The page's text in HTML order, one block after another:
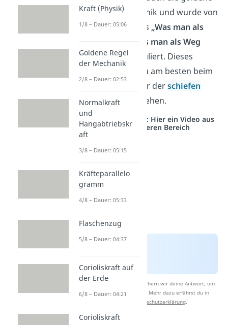
Regel der Mechanik und wurde von
Galileo Galilei
als „Was man als
Kraft spart, muss man als Weg
zusetzen“, formuliert. Dieses
Prinzip kannst du am besten beim
Flaschenzug
oder derschiefen
Ebene nachvollziehen.
Studyflix vernetzt: Hier ein Video aus
einem anderen Bereich
Nach Beantwortung speichern wir deine Antwort, um
Studyflix zu verbessern. Mehr dazu erfährst du in
Datenschutzerklärung.
Kraft (Physik)
1/8 – Dauer: 05:06
Goldene Regel
der Mechanik
2/8 – Dauer: 02:53
Normalkraft
und
Hangabtriebskr
aft
3/8 – Dauer: 05:15
Kräfteparallelo
gramm
4/8 – Dauer: 05:33
Flaschenzug
5/8 – Dauer: 04:37
Corioliskraft auf
der Erde
6/8 – Dauer: 04:21
Corioliskraft